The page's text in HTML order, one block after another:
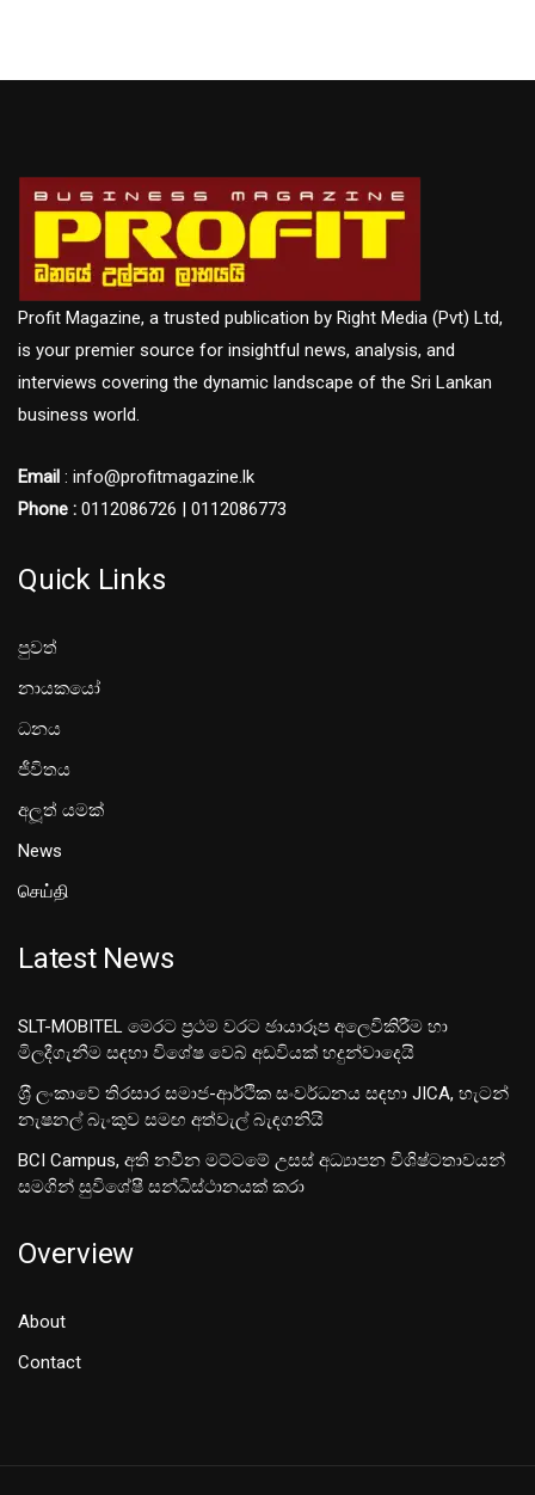
Profit Magazine, a trusted publication by Right Media (Pvt) Ltd,
is your premier source for insightful news, analysis, and
interviews covering the dynamic landscape of the Sri Lankan
business world.
Email : info@profitmagazine.lk
Phone : 0112086726 | 0112086773
Quick Links
පුවත්
නායකයෝ
ධනය
ජීවිතය
අලූත් යමක්
News
செய்தி
Latest News
SLT-MOBITEL මෙරට ප්‍රථම වරට ඡායාරූප අලෙවිකිරීම හා
මිලදීගැනීම සඳහා විශේෂ වෙබ් අඩවියක් හදුන්වාදෙයි
ශ‍්‍රී ලංකාවේ තිරසාර සමාජ-ආර්ථික සංවර්ධනය සඳහා JICA, හැටන්
නැෂනල් බැංකුව සමඟ අත්වැල් බැඳගනියි
BCI Campus, අති නවීන මට්ටමේ උසස් අධ්‍යාපන විශිෂ්ටතාවයන්
සමගින් සුවිශේෂී සන්ධිස්ථානයක් කරා
Overview
About
Contact